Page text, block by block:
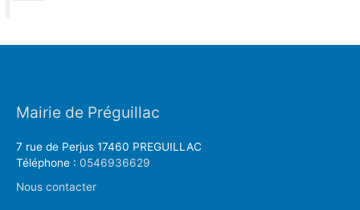
Mairie de Préguillac
7 rue de Perjus 17460 PREGUILLAC
Téléphone : 0546936629
Nous contacter